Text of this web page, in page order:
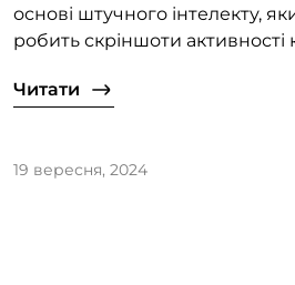
основі штучного інтелекту,
робить скріншоти активності
Читати
19 вересня, 2024